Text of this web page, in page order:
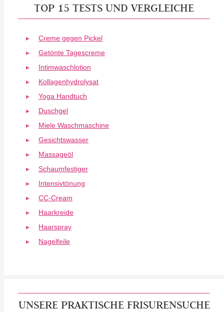
TOP 15 TESTS UND VERGLEICHE
Creme gegen Pickel
Getönte Tagescreme
Intimwaschlotion
Kollagenhydrolysat
Yoga Handtuch
Duschgel
Miele Waschmaschine
Gesichtswasser
Massageöl
Schaumfestiger
Intensivtönung
CC-Cream
Haarkreide
Haarspray
Nagelfeile
UNSERE PRAKTISCHE FRISURENSUCHE